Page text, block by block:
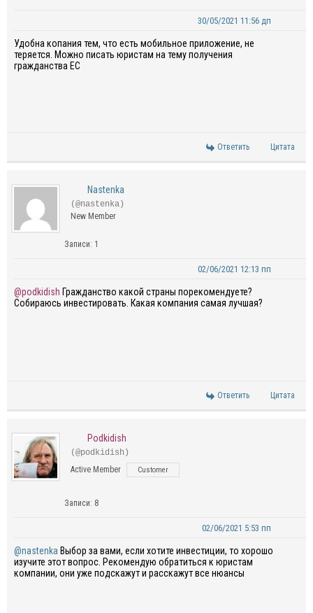
30/05/2021 11:56 дп
Удобна копания тем, что есть мобильное приложение, не
теряется. Можно писать юристам на тему получения
гражданства ЕС
Ответить Цитата
Nastenka
(@nastenka)
New Member
Записи: 1
02/06/2021 12:13 пп
@podkidish Гражданство какой страны порекомендуете?
Собираюсь инвестировать. Какая компания самая лучшая?
Ответить Цитата
Podkidish
(@podkidish)
Active Member
Customer
Записи: 8
02/06/2021 5:53 пп
@nastenka Выбор за вами, если хотите инвестиции, то хорошо
изучите этот вопрос. Рекомендую обратиться к юристам
компании, они уже подскажут и расскажут все нюансы